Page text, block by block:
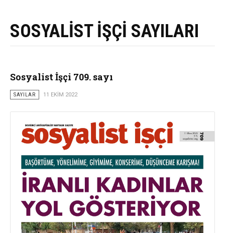
SOSYALİST İŞÇİ SAYILARI
Sosyalist İşçi 709. sayı
SAYILAR 11 EKIM 2022